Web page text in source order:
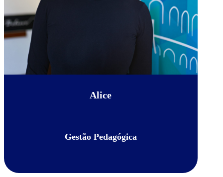
Alice
Gestão Pedagógica